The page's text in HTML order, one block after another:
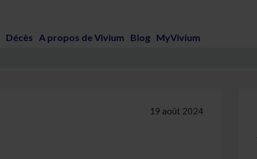
Décès A propos de Vivium Blog MyVivium
19 août 2024